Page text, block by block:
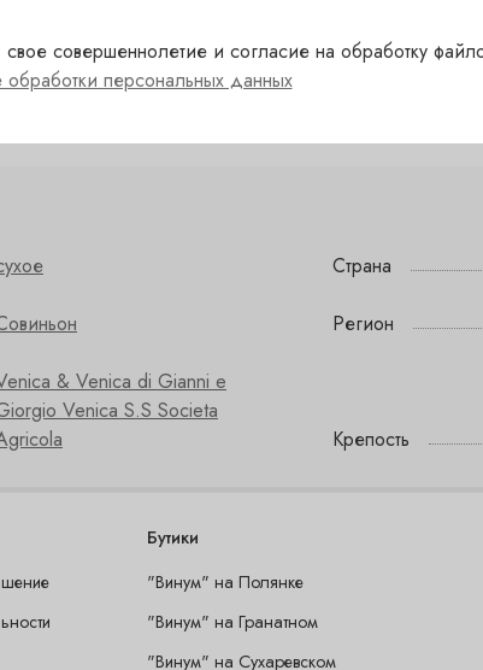
Страна
Регион
& Venica di Gianni e
Venica S.S Societa
Крепость
Бутики
"Винум" на Полянке
"Винум" на Гранатном
"Винум" на Сухаревском
совершеннолетие и согласие на обработку
обработки персональных данных